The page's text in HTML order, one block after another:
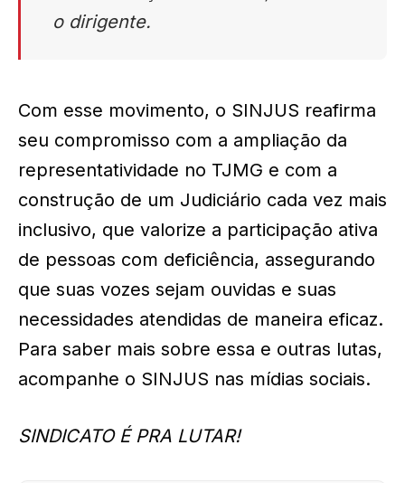
o dirigente.
Com esse movimento, o SINJUS reafirma
seu compromisso com a ampliação da
representatividade no TJMG e com a
construção de um Judiciário cada vez mais
inclusivo, que valorize a participação ativa
de pessoas com deficiência, assegurando
que suas vozes sejam ouvidas e suas
necessidades atendidas de maneira eficaz.
Para saber mais sobre essa e outras lutas,
acompanhe o SINJUS nas mídias sociais.
SINDICATO É PRA LUTAR!